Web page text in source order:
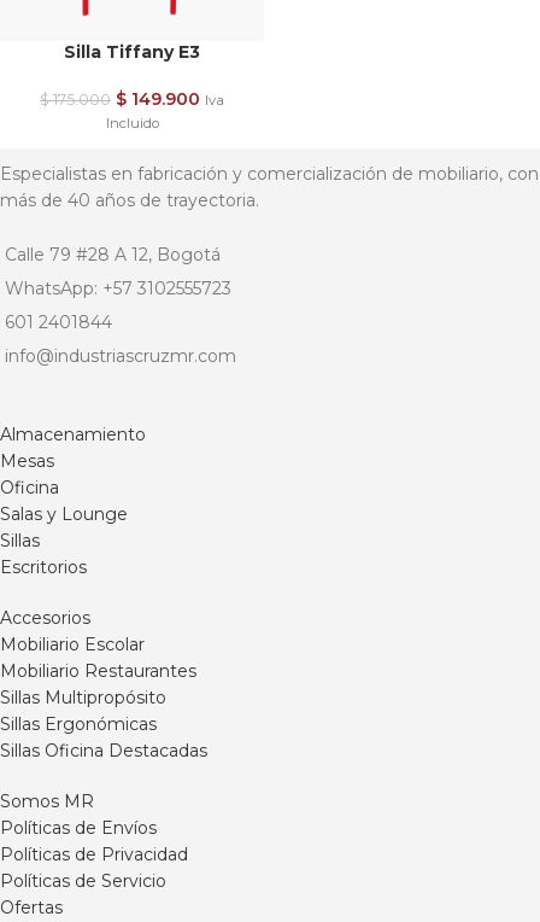
Silla Tiffany E3
$175.000 $ 149.900 Iva
Incluido
Especialistas en fabricación y comercialización de mobiliario, con
más de 40 años de trayectoria.
Calle 79 #28 A 12, Bogotá
WhatsApp: +57 3102555723
601 2401844
info@industriascruzmr.com
Almacenamiento
Mesas
Oficina
Salas y Lounge
Sillas
Escritorios
Accesorios
Mobiliario Escolar
Mobiliario Restaurantes
Sillas Multipropósito
Sillas Ergonómicas
Sillas Oficina Destacadas
Somos MR
Políticas de Envíos
Políticas de Privacidad
Políticas de Servicio
Ofertas